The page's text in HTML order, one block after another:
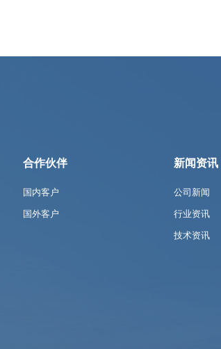
合作伙伴
国内客户
国外客户
新闻资讯
公司新闻
行业资讯
技术资讯